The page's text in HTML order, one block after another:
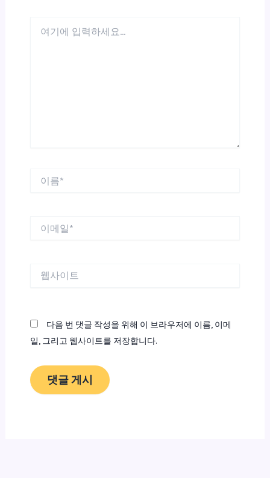
다음 번 댓글 작성을 위해 이 브라우저에 이름, 이메
일, 그리고 웹사이트를 저장합니다.